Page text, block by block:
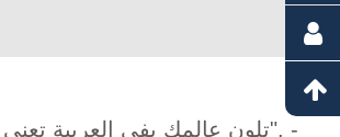
تلون عالمك بفي العربية تعني